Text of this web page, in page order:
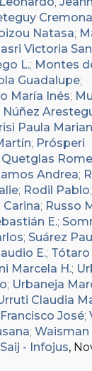
Cremona
Natasa;
Victoria
L.; Montes
Guadalupe;
María Inés;
Núñez
Paula
; Prósperi
Quetglas
Andrea;
; Rodil Pablo;
Carina; Russo
E.;
; Suárez
E.;
Marcela H.;
; Urbaneja
Claudia
José;
; Waisman
- Infojus,